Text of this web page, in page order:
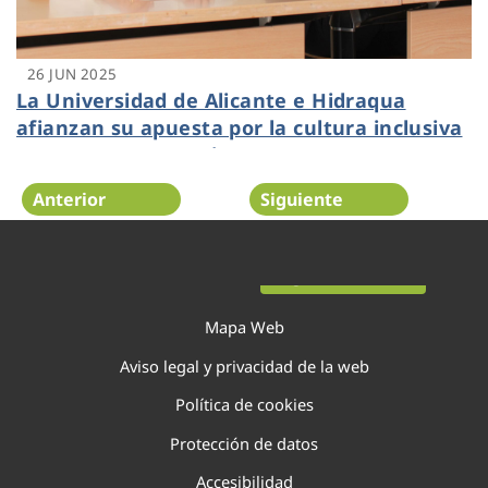
26 JUN 2025
La Universidad de Alicante e Hidraqua
afianzan su apuesta por la cultura inclusiva
y renuevan convenio
Anterior Siguiente
Mapa Web
Aviso legal y privacidad de la web
Política de cookies
Protección de datos
Accesibilidad